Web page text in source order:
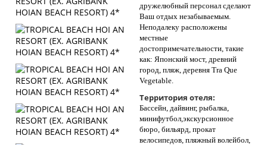
дружелюбный персонал сделают
Ваш отдых незабываемым.
Неподалеку расположены
местные
достопримечательности, такие
как: Японский мост, древний
город, пляж, деревня Tra Que
Vegetable.
Территория отеля:
Бассейн, дайвинг, рыбалка,
минифутбол,экскурсионное
бюро, бильярд, прокат
велосипедов, пляжный волейбол,